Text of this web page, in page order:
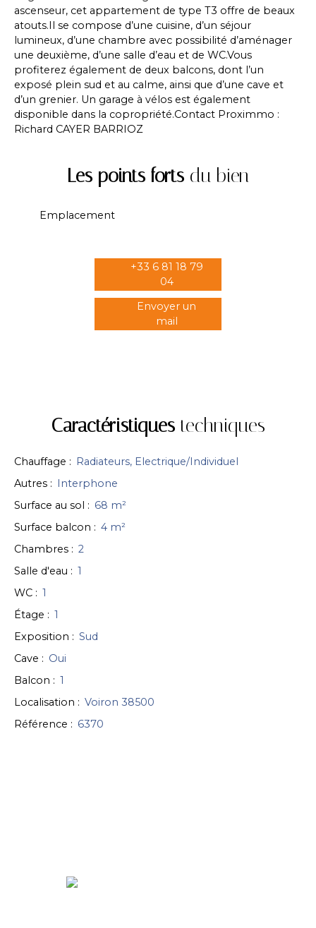
ascenseur, cet appartement de type T3 offre de beaux
atouts.Il se compose d’une cuisine, d’un séjour
lumineux, d’une chambre avec possibilité d’aménager
une deuxième, d’une salle d’eau et de WC.Vous
profiterez également de deux balcons, dont l’un
exposé plein sud et au calme, ainsi que d’une cave et
d’un grenier. Un garage à vélos est également
disponible dans la copropriété.Contact Proximmo :
Richard CAYER BARRIOZ
Les points forts du bien
Emplacement
+33 6 81 18 79
04
Envoyer un
mail
Caractéristiquestechniques
Chauffage : Radiateurs, Electrique/Individuel
Autres : Interphone
Surface au sol : 68 m²
Surface balcon : 4 m²
Chambres : 2
Salle d'eau : 1
WC : 1
Étage : 1
Exposition : Sud
Cave : Oui
Balcon : 1
Localisation : Voiron 38500
Référence : 6370